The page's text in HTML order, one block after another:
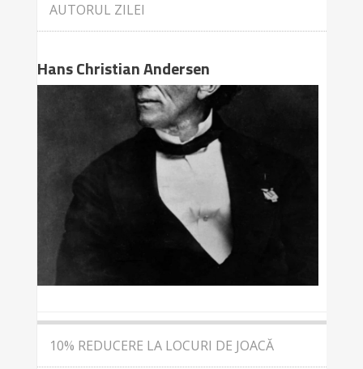
AUTORUL ZILEI
Hans Christian Andersen
10% REDUCERE LA LOCURI DE JOACĂ